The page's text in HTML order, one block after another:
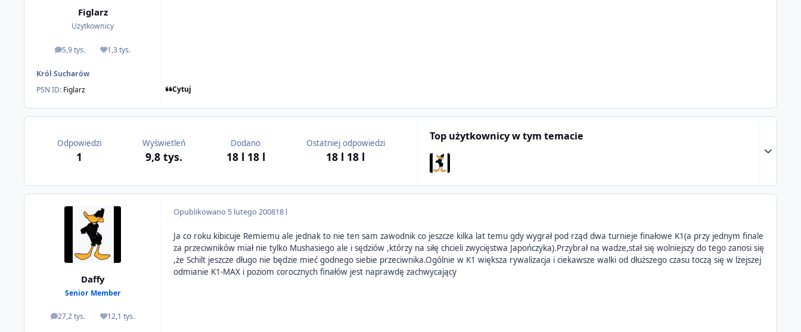
Figlarz
Użytkownicy
5,9 tys.
odpowiedzi1,3 tys.
Reputacja
Król Sucharów
PSN ID: Figlarz Cytuj
Odpowiedzi
1
Wyświetleń
9,8 tys.
Dodano
18 l 18 l
Ostatniej odpowiedzi
18 l 18 l
Top użytkownicy w tym temacie
Expand
Daffy
Senior Member
27,2 tys.
odpowiedzi12,1 tys.
Reputacja
Opublikowano 5 lutego 200818 l
Ja co roku kibicuje Remiemu ale jednak to nie ten sam zawodnik co jeszcze kilka lat temu gdy wygrał pod rząd dwa turnieje finałowe K1(a przy jednym finale
za przeciwników miał nie tylko Mushasiego ale i sędziów ,którzy na siłę chcieli zwycięstwa Japończyka).Przybrał na wadze,stał się wolniejszy do tego zanosi się
,że Schilt jeszcze długo nie będzie mieć godnego siebie przeciwnika.Ogólnie w K1 większa rywalizacja i ciekawsze walki od dłuższego czasu toczą się w lżejszej
odmianie K1-MAX i poziom corocznych finałów jest naprawdę zachwycający